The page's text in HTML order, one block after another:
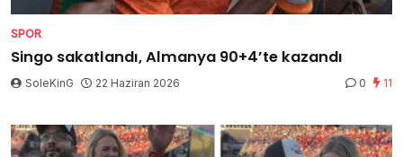
SPOR
Singo sakatlandı, Almanya 90+4’te kazandı
SoleKinG 22 Haziran 2026 0 11